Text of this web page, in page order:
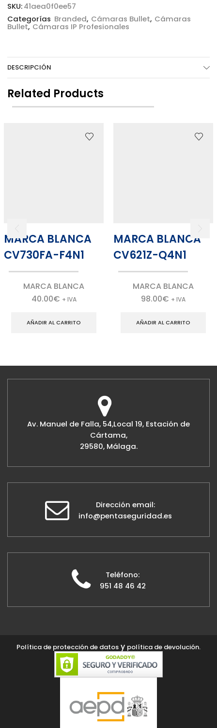
SKU:41aea0f0ee57
Categorías Branded, Cámaras Bullet, Cámaras
Bullet, Cámaras IP Profesionales
DESCRIPCIÓN
Related Products
MARCA BLANCA
CV730FA-F4N1
MARCA BLANCA
40.00€ + IVA
AÑADIR AL CARRITO
MARCA BLANCA
CV621Z-Q4N1
MARCA BLANCA
98.00€ + IVA
AÑADIR AL CARRITO
Av. Manuel de Falla, 54,Local 19, Estación de
Cártama,
29580, Málaga.
Dirección email:
info@pentaseguridad.es
Teléfono:
951 48 46 42
Política de protección de datos y política de devolución.